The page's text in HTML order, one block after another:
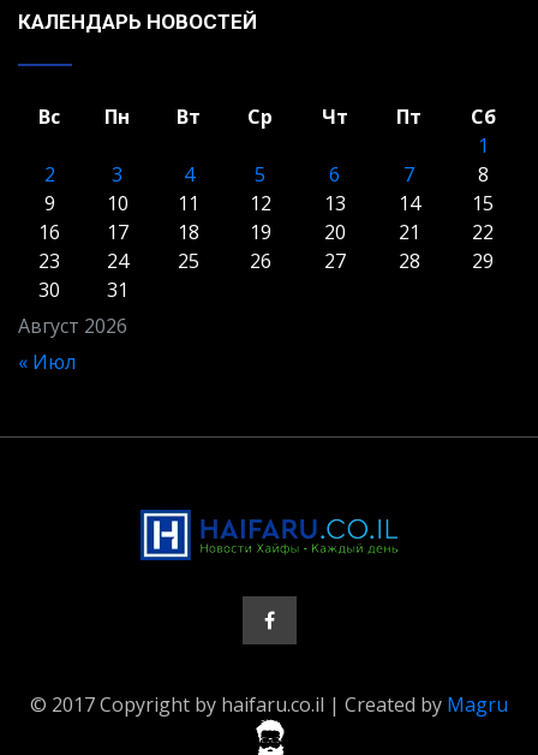
КАЛЕНДАРЬ НОВОСТЕЙ
Август 2026
Вс Пн Вт Ср Чт Пт
Сб
1
2
3 4 5 6 7
8
9
10 11 12 13 14
15
16
17 18 19 20 21
22
23
24 25 26 27 28
29
30
31
« Июл
© 2017 Copyright by haifaru.co.il | Created by Magru